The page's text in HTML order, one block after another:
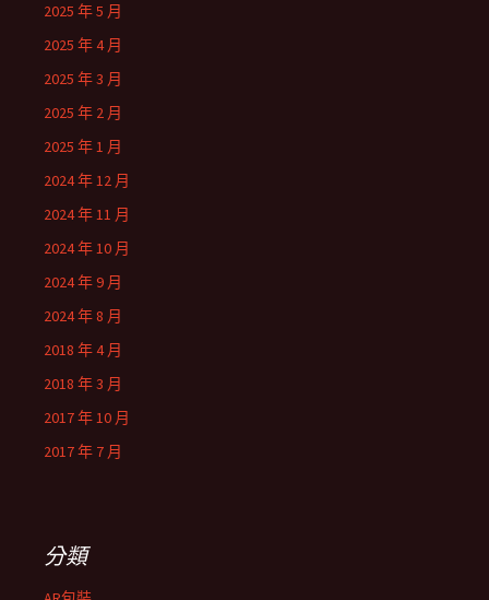
2025 年 5 月
2025 年 4 月
2025 年 3 月
2025 年 2 月
2025 年 1 月
2024 年 12 月
2024 年 11 月
2024 年 10 月
2024 年 9 月
2024 年 8 月
2018 年 4 月
2018 年 3 月
2017 年 10 月
2017 年 7 月
分類